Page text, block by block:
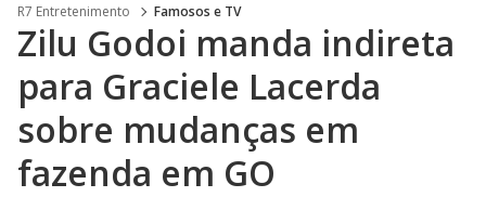
R7 Entretenimento Famosos e TV
Zilu Godoi manda indireta
para Graciele Lacerda
sobre mudanças em
fazenda em GO